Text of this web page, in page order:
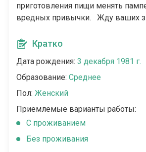
приготовления пищи менять
вредных привычки. Жду ваших
Кратко
Дата рождения: 3 декабря 1981 г.
Образование: Среднее
Пол: Женский
Приемлемые варианты работы:
C проживанием
Без проживания